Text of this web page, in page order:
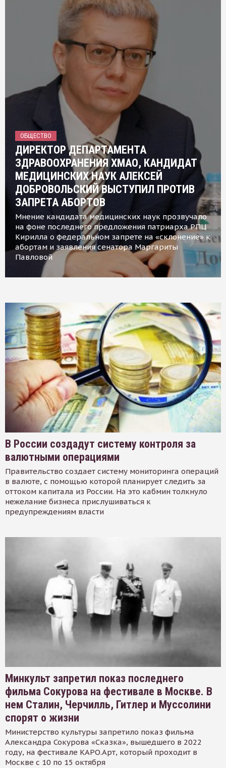
ОБЩЕСТВО
ДИРЕКТОР ДЕПАРТАМЕНТА
ЗДРАВООХРАНЕНИЯ ХМАО, КАНДИДАТ
МЕДИЦИНСКИХ НАУК АЛЕКСЕЙ
ДОБРОВОЛЬСКИЙ ВЫСТУПИЛ ПРОТИВ
ЗАПРЕТА АБОРТОВ
Мнение кандидата медицинских наук прозвучало
на фоне последнего предложения патриарха РПЦ
Кирилла о федеральном запрете на «склонение» к
абортам и заявления сенатора Маргариты
Павловой
В России создадут систему контроля за
валютными операциями
Правительство создает систему мониторинга операций
в валюте, с помощью которой планирует следить за
оттоком капитала из России. На это кабмин толкнуло
нежелание бизнеса прислушиваться к
предупреждениям власти
Минкульт запретил показ последнего
фильма Сокурова на фестивале в Москве. В
нем Сталин, Черчилль, Гитлер и Муссолини
спорят о жизни
Министерство культуры запретило показ фильма
Александра Сокурова «Сказка», вышедшего в 2022
году, на фестивале КАРО.Арт, который проходит в
Москве с 10 по 15 октября